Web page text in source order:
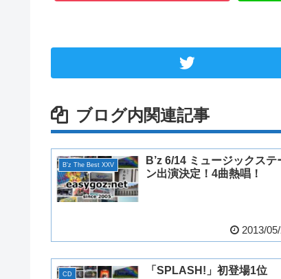
ブログ内関連記事
B'z The Best XXV
B’z 6/14 ミュージックステ
ン出演決定！4曲熱唱！
2013/
CD 「SPLASH!」初登場1位